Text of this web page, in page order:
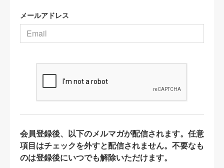
メールアドレス
会員登録後、以下のメルマガが配信されます。任意
項目はチェックを外すと配信されません。不要なも
のは登録後にいつでも解除いただけます。